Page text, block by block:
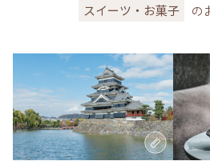
スイーツ・お菓子 の